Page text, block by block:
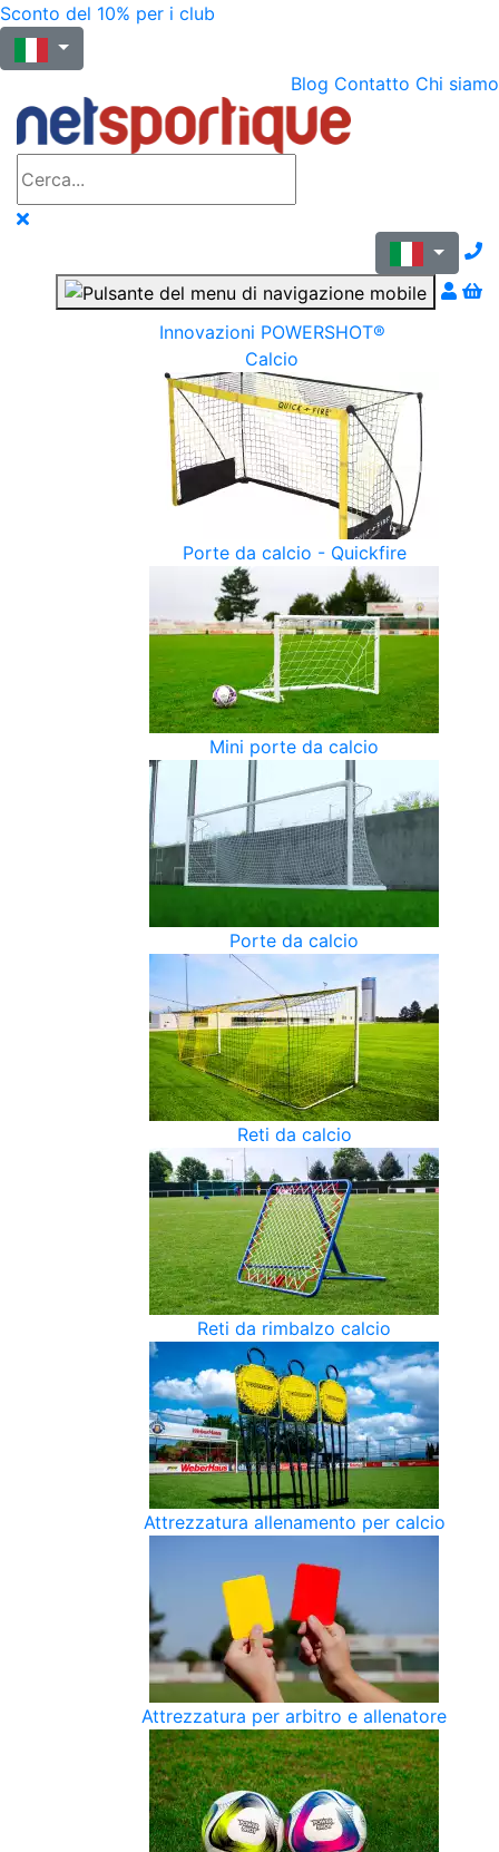
Sconto del 10% per i club
Blog Contatto Chi siamo
Innovazioni POWERSHOT®
Calcio
Porte da calcio - Quickfire
Mini porte da calcio
Porte da calcio
Reti da calcio
Reti da rimbalzo calcio
Attrezzatura allenamento per calcio
Attrezzatura per arbitro e allenatore